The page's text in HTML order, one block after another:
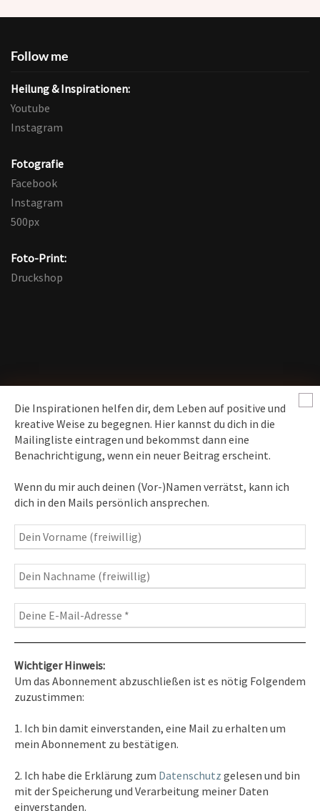
Die Inspirationen helfen dir, dem Leben auf positive und
kreative Weise zu begegnen. Hier kannst du dich in die
Mailingliste eintragen und bekommst dann eine
Benachrichtigung, wenn ein neuer Beitrag erscheint.
Wenn du mir auch deinen (Vor-)Namen verrätst, kann ich
dich in den Mails persönlich ansprechen.
Wichtiger Hinweis:
Um das Abonnement abzuschließen ist es nötig Folgendem
zuzustimmen:
1. Ich bin damit einverstanden, eine Mail zu erhalten um
mein Abonnement zu bestätigen.
2. Ich habe die Erklärung zum Datenschutz gelesen und bin
mit der Speicherung und Verarbeitung meiner Daten
einverstanden.
Follow me
Heilung & Inspirationen:
Youtube
Instagram
Fotografie
Facebook
Instagram
500px
Foto-Print:
Druckshop
News erhalten
Inspirationen
– Bewusstseins-Impulse, Meditation &
Heilung, Texte & Botschaften
Fotografie– Fotoblog, Kalender, Workshops
Kontakt
Tel. 0351/2681691
E-Mail: info [at ] spirit-on-earth.com